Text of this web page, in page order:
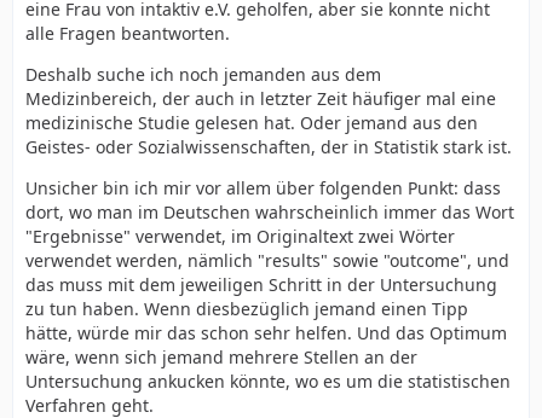
eine Frau von intaktiv e.V. geholfen, aber sie konnte nicht
alle Fragen beantworten.
Deshalb suche ich noch jemanden aus dem
Medizinbereich, der auch in letzter Zeit häufiger mal eine
medizinische Studie gelesen hat. Oder jemand aus den
Geistes- oder Sozialwissenschaften, der in Statistik stark ist.
Unsicher bin ich mir vor allem über folgenden Punkt: dass
dort, wo man im Deutschen wahrscheinlich immer das Wort
"Ergebnisse" verwendet, im Originaltext zwei Wörter
verwendet werden, nämlich "results" sowie "outcome", und
das muss mit dem jeweiligen Schritt in der Untersuchung
zu tun haben. Wenn diesbezüglich jemand einen Tipp
hätte, würde mir das schon sehr helfen. Und das Optimum
wäre, wenn sich jemand mehrere Stellen an der
Untersuchung ankucken könnte, wo es um die statistischen
Verfahren geht.